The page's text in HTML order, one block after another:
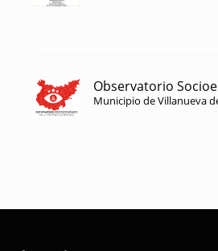
Observatorio
Municipio de Villanueva